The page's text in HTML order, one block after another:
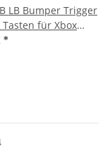
LB Bumper Trigger
für Xbox
X S Controller
*